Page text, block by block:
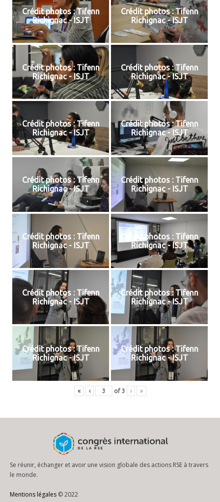
Crédit photos : Tifenn
Richignac - ISJT
Crédit photos : Tifenn
Richignac - ISJT
Crédit photos : Tifenn
Richignac - ISJT
Crédit photos : Tifenn
Richignac - ISJT
Crédit photos : Tifenn
Richignac - ISJT
Crédit photos : Tifenn
Richignac - ISJT
Crédit photos : Tifenn
Richignac - ISJT
Crédit photos : Tifenn
Richignac - ISJT
Crédit photos : Tifenn
Richignac - ISJT
Crédit photos : Tifenn
Richignac - ISJT
Crédit photos : Tifenn
Richignac - ISJT
Crédit photos : Tifenn
Richignac - ISJT
Crédit photos : Tifenn
Richignac - ISJT
Crédit photos : Tifenn
Richignac - ISJT
« ‹ of 3 › »
Se réunir, échanger et avoir une vision globale des actions RSE à travers
le monde.
Mentions légales © 2022